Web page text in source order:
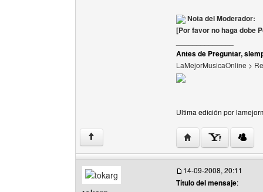
Nota del Moderador:
[Por favor no haga dobe
Antes de Preguntar,
LaMejorMusicaOnline >
Ultima edición por
↑ Visitar sitio web del
14-09-2008, 20:11
Título del mensaje: